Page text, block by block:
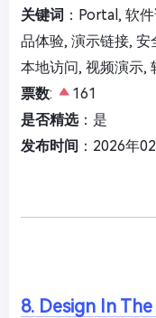
关键词 ：Portal, 软
品体验, 演示链接,
本地访问, 视频演示,
票数:
161
是否精选：是
发布时间 ：2026年
8. Design In